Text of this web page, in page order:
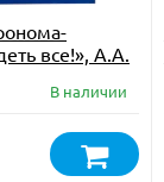
все!», А.А.
В наличии